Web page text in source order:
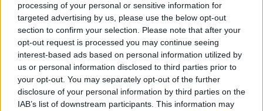
processing of your personal or sensitive information for
targeted advertising by us, please use the below opt-out
section to confirm your selection. Please note that after your
opt-out request is processed you may continue seeing
interest-based ads based on personal information utilized by
us or personal information disclosed to third parties prior to
your opt-out. You may separately opt-out of the further
disclosure of your personal information by third parties on the
IAB’s list of downstream participants. This information may
AUTORE
AiAdhubMedia